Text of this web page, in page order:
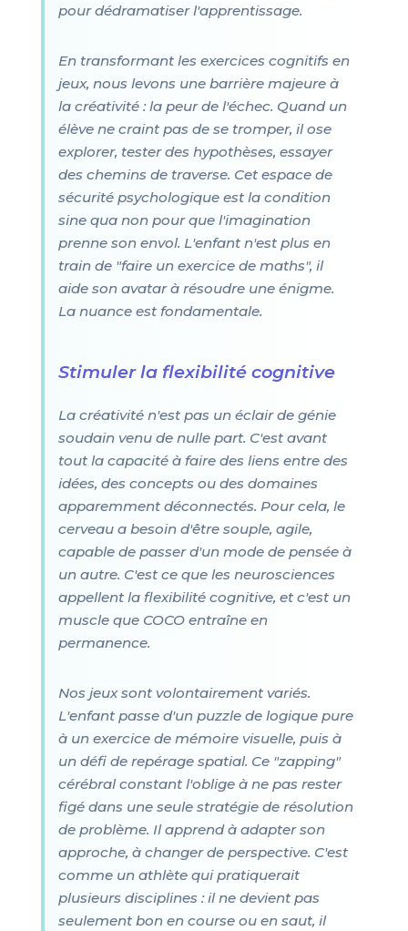
pour dédramatiser l'apprentissage.
En transformant les exercices cognitifs en
jeux, nous levons une barrière majeure à
la créativité : la peur de l'échec. Quand un
élève ne craint pas de se tromper, il ose
explorer, tester des hypothèses, essayer
des chemins de traverse. Cet espace de
sécurité psychologique est la condition
sine qua non pour que l'imagination
prenne son envol. L'enfant n'est plus en
train de "faire un exercice de maths", il
aide son avatar à résoudre une énigme.
La nuance est fondamentale.
Stimuler la flexibilité cognitive
La créativité n'est pas un éclair de génie
soudain venu de nulle part. C'est avant
tout la capacité à faire des liens entre des
idées, des concepts ou des domaines
apparemment déconnectés. Pour cela, le
cerveau a besoin d'être souple, agile,
capable de passer d'un mode de pensée à
un autre. C'est ce que les neurosciences
appellent la flexibilité cognitive, et c'est un
muscle que COCO entraîne en
permanence.
Nos jeux sont volontairement variés.
L'enfant passe d'un puzzle de logique pure
à un exercice de mémoire visuelle, puis à
un défi de repérage spatial. Ce "zapping"
cérébral constant l'oblige à ne pas rester
figé dans une seule stratégie de résolution
de problème. Il apprend à adapter son
approche, à changer de perspective. C'est
comme un athlète qui pratiquerait
plusieurs disciplines : il ne devient pas
seulement bon en course ou en saut, il